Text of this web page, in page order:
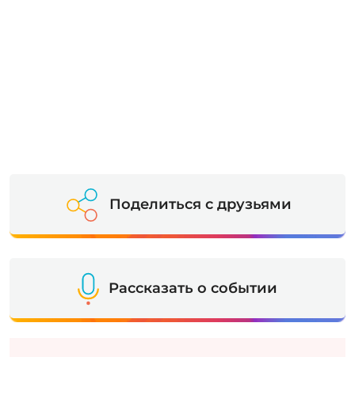
Поделиться с друзьями
Рассказать о событии